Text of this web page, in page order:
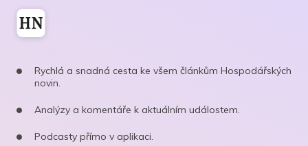
Rychlá a snadná cesta ke všem článkům Hospodářských
novin.
Analýzy a komentáře k aktuálním událostem.
Podcasty přímo v aplikaci.